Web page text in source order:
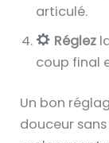
articulé.
Réglez
coup final
Un bon
douceur